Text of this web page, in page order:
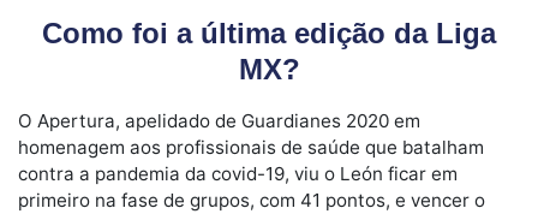
Como foi a última edição da Liga
MX?
O Apertura, apelidado de Guardianes 2020 em
homenagem aos profissionais de saúde que batalham
contra a pandemia da covid-19, viu o León ficar em
primeiro na fase de grupos, com 41 pontos, e vencer o